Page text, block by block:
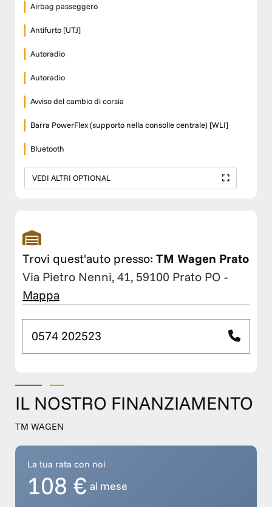
Airbag passeggero
Antifurto [UTJ]
Autoradio
Autoradio
Avviso del cambio di corsia
Barra PowerFlex (supporto nella consolle centrale) [WLI]
Bluetooth
VEDI ALTRI OPTIONAL
Trovi quest'auto presso: TM Wagen Prato
Via Pietro Nenni, 41, 59100 Prato PO -
Mappa
0574 202523
IL NOSTRO FINANZIAMENTO
TM WAGEN
La tua rata con noi
108 € al mese